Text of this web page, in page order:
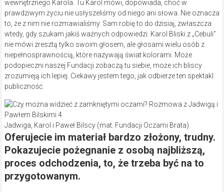
wewnętrznego Karola. Tu Karol mówi, dopowiada, choć w
prawdziwym życiu nie usłyszeliśmy od niego ani słowa. Nie oznacza
to, że z nim nie rozmawialiśmy. Sam robię to do dzisiaj, zwłaszcza
wtedy, gdy szukam jakiś ważnych odpowiedzi. Karol Bliski z „Cebuli”
nie mówi zresztą tylko swoim głosem, ale głosami wielu osób z
niepełnosprawnością, które nazywają świat kolorami. Może
podopieczni naszej Fundacji zobaczą tu siebie, może ich bliscy
zrozumieją ich lepiej. Ciekawy jestem tego, jak odbierze ten spektakl
publiczność.
Jadwiga, Karol i Paweł Bilscy (mat. Fundacji Oczami Brata)
Oferujecie im materiał bardzo złożony, trudny.
Pokazujecie pożegnanie z osobą najbliższą,
proces odchodzenia, to, że trzeba być na to
przygotowanym.